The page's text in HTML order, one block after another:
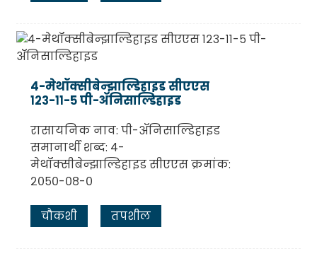
४-मेथॉक्सीबेन्झाल्डिहाइड सीएएस
१२३-११-५ पी-ॲनिसाल्डिहाइड
रासायनिक नाव: पी-ॲनिसाल्डिहाइड
समानार्थी शब्द: ४-
मेथॉक्सीबेन्झाल्डिहाइड सीएएस क्रमांक:
२०५०-०८-०
चौकशी तपशील